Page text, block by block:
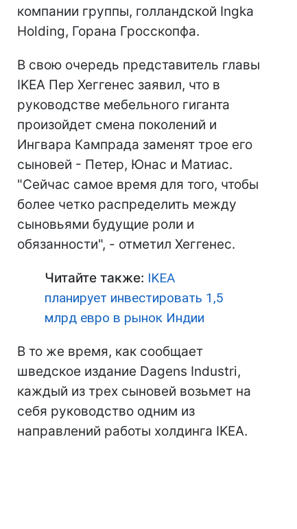
компании группы, голландской Ingka
Holding, Горана Гросскопфа.
В свою очередь представитель главы
IKEA Пер Хеггенес заявил, что в
руководстве мебельного гиганта
произойдет смена поколений и
Ингвара Кампрада заменят трое его
сыновей - Петер, Юнас и Матиас.
"Сейчас самое время для того, чтобы
более четко распределить между
сыновьями будущие роли и
обязанности", - отметил Хеггенес.
Читайте также: IKEA
планирует инвестировать 1,5
млрд евро в рынок Индии
В то же время, как сообщает
шведское издание Dagens Industri,
каждый из трех сыновей возьмет на
себя руководство одним из
направлений работы холдинга IKEA.